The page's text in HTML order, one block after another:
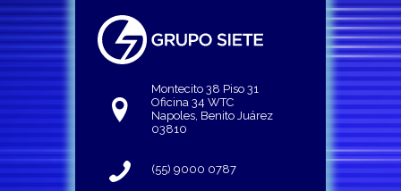
Montecito 38 Piso 31
Oficina 34 WTC
Napoles, Benito Juárez
03810
(55) 9000 0787